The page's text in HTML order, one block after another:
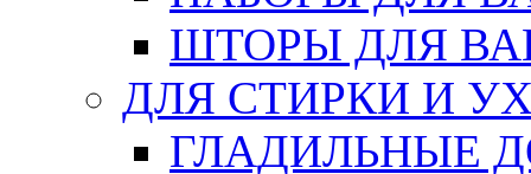
ШТОРЫ ДЛЯ
ДЛЯ СТИРКИ И
ГЛАДИЛЬНЫЕ